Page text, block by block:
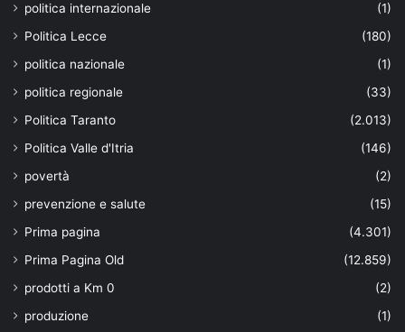
politica internazionale
(1)
Politica Lecce
(180)
politica nazionale
(1)
politica regionale
(33)
Politica Taranto
(2.013)
Politica Valle d'Itria
(146)
povertà
(2)
prevenzione e salute
(15)
Prima pagina
(4.301)
Prima Pagina Old
(12.859)
prodotti a Km 0
(2)
produzione
(1)